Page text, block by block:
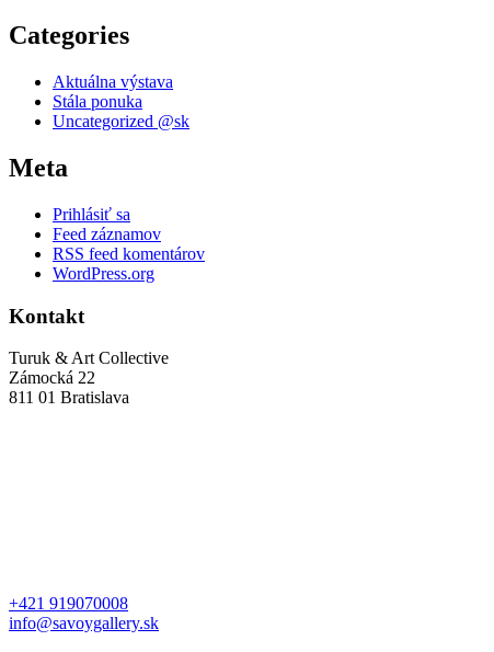
Categories
Aktuálna výstava
Stála ponuka
Uncategorized @sk
Meta
Prihlásiť sa
Feed záznamov
RSS feed komentárov
WordPress.org
Kontakt
Turuk & Art Collective
Zámocká 22
811 01 Bratislava
+421 919070008
info@savoygallery.sk